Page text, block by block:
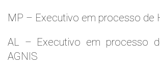
MP – Executivo em processo de
AL – Executivo em processo
AGNIS